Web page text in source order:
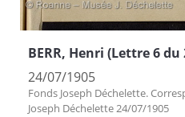
BERR, Henri (Lettre 6 du
24/07/1905
Fonds Joseph Déchelette.
Joseph Déchelette 24/07/1905